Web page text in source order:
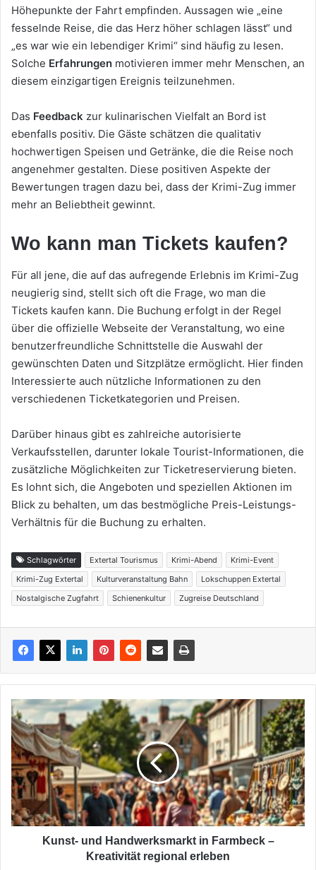
Höhepunkte der Fahrt empfinden. Aussagen wie „eine
fesselnde Reise, die das Herz höher schlagen lässt“ und
„es war wie ein lebendiger Krimi“ sind häufig zu lesen.
Solche Erfahrungen motivieren immer mehr Menschen, an
diesem einzigartigen Ereignis teilzunehmen.
Das Feedback zur kulinarischen Vielfalt an Bord ist
ebenfalls positiv. Die Gäste schätzen die qualitativ
hochwertigen Speisen und Getränke, die die Reise noch
angenehmer gestalten. Diese positiven Aspekte der
Bewertungen tragen dazu bei, dass der Krimi-Zug immer
mehr an Beliebtheit gewinnt.
Wo kann man Tickets kaufen?
Für all jene, die auf das aufregende Erlebnis im Krimi-Zug
neugierig sind, stellt sich oft die Frage, wo man die
Tickets kaufen kann. Die Buchung erfolgt in der Regel
über die offizielle Webseite der Veranstaltung, wo eine
benutzerfreundliche Schnittstelle die Auswahl der
gewünschten Daten und Sitzplätze ermöglicht. Hier finden
Interessierte auch nützliche Informationen zu den
verschiedenen Ticketkategorien und Preisen.
Darüber hinaus gibt es zahlreiche autorisierte
Verkaufsstellen, darunter lokale Tourist-Informationen, die
zusätzliche Möglichkeiten zur Ticketreservierung bieten.
Es lohnt sich, die Angeboten und speziellen Aktionen im
Blick zu behalten, um das bestmögliche Preis-Leistungs-
Verhältnis für die Buchung zu erhalten.
Schlagwörter Extertal Tourismus Krimi-Abend
Krimi-Event
Krimi-Zug Extertal
Kulturveranstaltung Bahn
Lokschuppen Extertal
Nostalgische Zugfahrt
Schienenkultur Zugreise Deutschland
Kunst‑
und
Handwerksmarkt
in
Farmbeck
–
Kreativität
regional
erleben
Kunst‑ und Handwerksmarkt in Farmbeck –
Kreativität regional erleben